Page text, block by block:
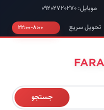
موبایل: ۰۹۲۰۲۷۲۰۲۷۰
تحویل سریع
جستجو